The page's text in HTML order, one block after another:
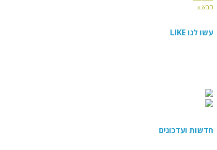
הבא »
עשו לנו LIKE
חדשות ועדכונים